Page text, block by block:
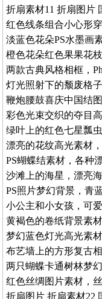
折扇素材11 折扇图片
红色线条组合小心形
淡蓝色花朵PS水墨画
橙色花朵红色果果花
两款古典风格相框，
灯光照射下的颓废格
鞭炮腰鼓喜庆中国结
彩色光束交织的夺目
绿叶上的红色七星瓢
漂亮的花纹高光素材
PS蝴蝶结素材，各种
沙滩上的海星，漂亮
PS照片梦幻背景，青
小公主和小女孩，可
黄褐色的卷纸背景素
梦幻蓝色灯光高光素
布艺墙上的方形复古
两只蝴蝶卡通树林梦
红色丝绸图片素材，
折扇图片 折扇素材22